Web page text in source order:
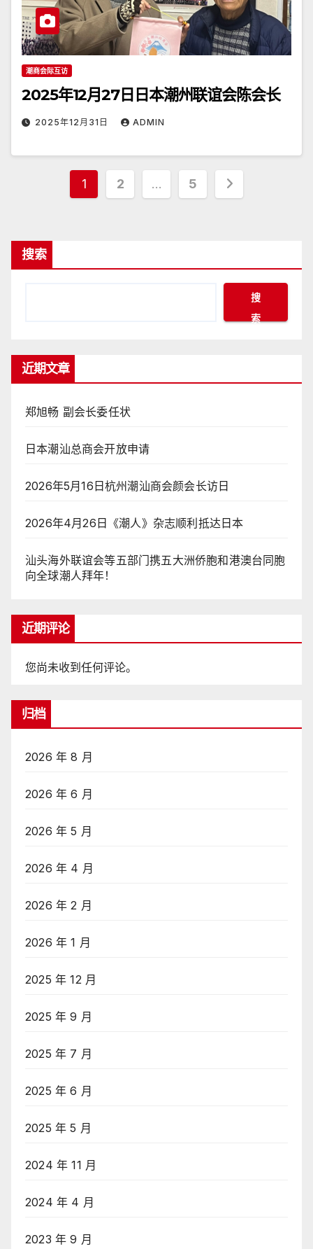
潮商会际互访
2025年12月27日日本潮州联谊会陈会长
2025年12月31日 ADMIN
文
页
1 2 … 5
搜索
搜
索
近期文章
郑旭畅 副会长委任状
日本潮汕总商会开放申请
2026年5月16日杭州潮汕商会颜会长访日
2026年4月26日《潮人》杂志顺利抵达日本
汕头海外联谊会等五部门携五大洲侨胞和港澳台同胞
向全球潮人拜年！
近期评论
您尚未收到任何评论。
归档
2026 年 8 月
2026 年 6 月
2026 年 5 月
2026 年 4 月
2026 年 2 月
2026 年 1 月
2025 年 12 月
2025 年 9 月
2025 年 7 月
2025 年 6 月
2025 年 5 月
2024 年 11 月
2024 年 4 月
2023 年 9 月